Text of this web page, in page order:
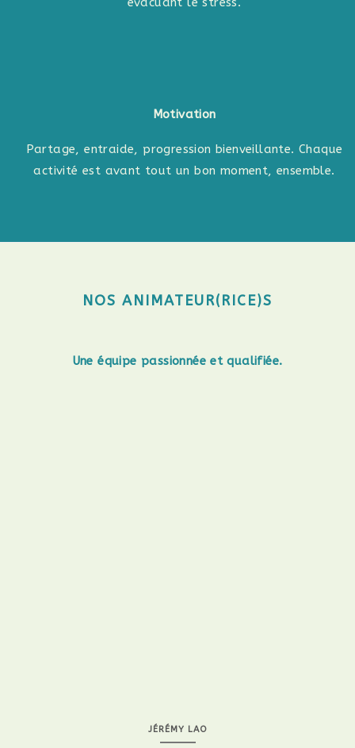
Motivation
Partage, entraide, progression bienveillante. Chaque
activité est avant tout un bon moment, ensemble.
NOS ANIMATEUR(RICE)S
Une équipe passionnée et qualifiée.
JÉRÉMY LAO